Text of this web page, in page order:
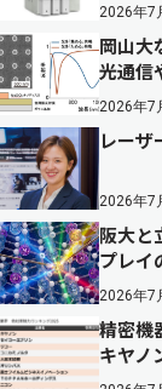
2026年7
岡山大
光通信
2026年7
レーザ
2026年7
阪大と
プレイ
2026年7
精密機
キヤノ